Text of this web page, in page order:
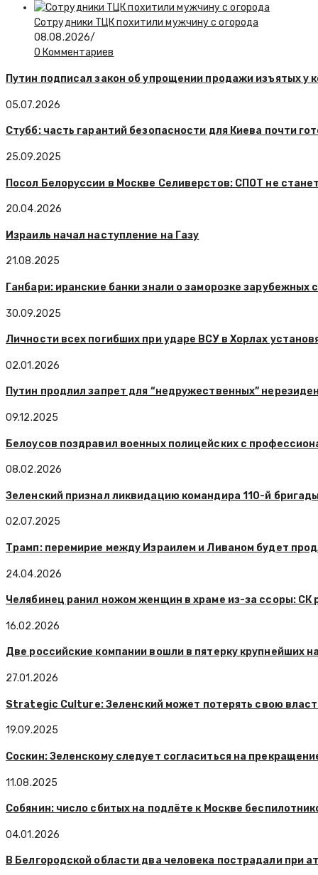
Сотрудники ТЦК похитили мужчину с огорода
08.08.2026/
0 Комментариев
Путин подписал закон об упрощении продажи изъятых у
05.07.2026
Стубб: часть гарантий безопасности для Киева почти
25.09.2025
Посол Белоруссии в Москве Селиверстов: СПОТ не
20.04.2026
Израиль начал наступление на Газу
21.08.2025
Ганбари: иранские банки знали о заморозке зарубежных
30.09.2025
Личности всех погибших при ударе ВСУ в Хорлах
02.01.2026
Путин продлил запрет для “недружественных”
09.12.2025
Белоусов поздравил военных полицейских с
08.02.2026
Зеленский признал ликвидацию командира 110-й
02.07.2025
Трамп: перемирие между Израилем и Ливаном будет
24.04.2026
Челябинец ранил ножом женщин в храме из-за ссоры: СК
16.02.2026
Две российские компании вошли в пятерку крупнейших
27.01.2026
Strategic Culture: Зеленский может потерять свою
19.09.2025
Соскин: Зеленскому следует согласиться на
11.08.2025
Собянин: число сбитых на подлёте к Москве
04.01.2026
В Белгородской области два человека пострадали при